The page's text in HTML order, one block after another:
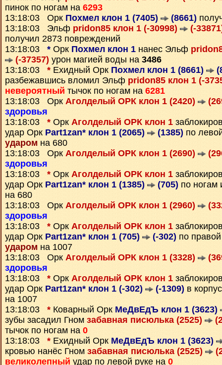
пинок по ногам на 6293
13:18:03 Орк Похмел клон 1 (7405) (8661)
13:18:03 Эльф pridon85 клон 1 (-30998)
(-
получил 2873 повреждений
13:18:03 * Орк Похмел клон 1 нанес Эльф
(-37357) урон магией воды на 3486
13:18:03 * Ехидный Орк Похмел клон 1 (8661)
разбежавшись вломил Эльф pridon85 клон 1 (-
невероятный тычок по ногам на 6281
13:18:03 Орк Аголделый ОРК клон 1 (2420)
здоровья
13:18:03 * Орк Аголделый ОРК клон 1
удар Орк Part1zan* клон 1 (2065) (1385) по
ударом на 680
13:18:03 Орк Аголделый ОРК клон 1 (2690)
здоровья
13:18:03 * Орк Аголделый ОРК клон 1
удар Орк Part1zan* клон 1 (1385) (705) по ногам
на 680
13:18:03 Орк Аголделый ОРК клон 1 (2960)
здоровья
13:18:03 * Орк Аголделый ОРК клон 1
удар Орк Part1zan* клон 1 (705) (-302) по
ударом на 1007
13:18:03 Орк Аголделый ОРК клон 1 (3328)
здоровья
13:18:03 * Орк Аголделый ОРК клон 1
удар Орк Part1zan* клон 1 (-302) (-1309) в
на 1007
13:18:03 * Коварный Орк МеДвЕдЪ клон 1 (3623)
зубы засадил Гном забавная писюлька (2525)
тычок по ногам на 0
13:18:03 * Ехидный Орк МеДвЕдЪ клон 1 (3623)
кровью нанёс Гном забавная писюлька (2525)
великолепный удар по левой руке на 0